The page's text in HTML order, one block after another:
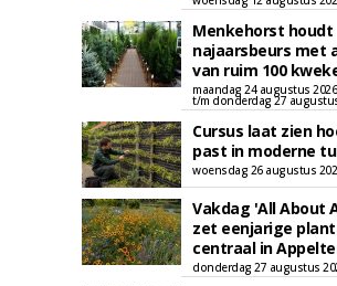
Menkehorst houdt
najaarsbeurs met
van ruim 100
maandag 24 augustus 2026
t/m donderdag 27
Cursus laat zien
past in moderne
woensdag 26 augustus
Vakdag 'All About
zet eenjarige
centraal in
donderdag 27 augustus